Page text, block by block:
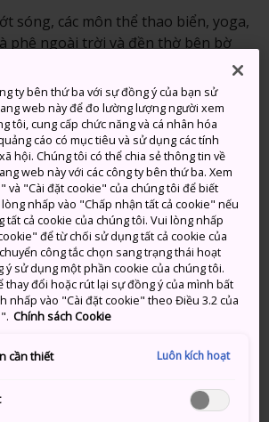
sóng, các môn thể thao biển, yoga,
phê ngoài trời và đền thờ bên bờ
bạn sẽ thích Aoshima. Đó là một thị
truyền thống và cuộc sống hiện đại
môi trường thư thái với làn nước
cát mịn và những cây cọ.
bình minh tại Đền Aoshima
lướt sóng trước những cây cọ
gió
ty bên thứ ba với sự đồng ý của bạn sử
web này để đo lường lượng người xem
tôi, cung cấp chức năng và cá nhân hóa
cáo có mục tiêu và sử dụng các tính
hội. Chúng tôi có thể chia sẻ thông tin về
web này với các công ty bên thứ ba. Xem
và "Cài đặt cookie" của chúng tôi để biết
nhấp vào "Chấp nhận tất cả cookie" nếu
tất cả cookie của chúng tôi. Vui lòng nhấp
để từ chối sử dụng tất cả cookie của
công tắc chọn sang trạng thái hoạt
ý sử dụng một phần cookie của chúng tôi.
thay đổi hoặc rút lại sự đồng ý của mình bất
nhấp vào "Cài đặt cookie" theo Điều 3.2 của
Chính sách Cookie
cần thiết Luôn kích hoạt